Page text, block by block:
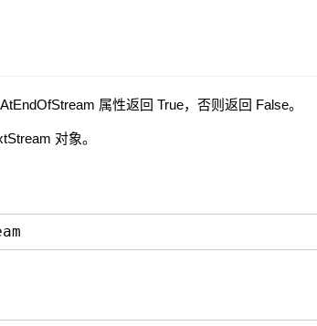
属性返回 True，否则返回 False。
对象。